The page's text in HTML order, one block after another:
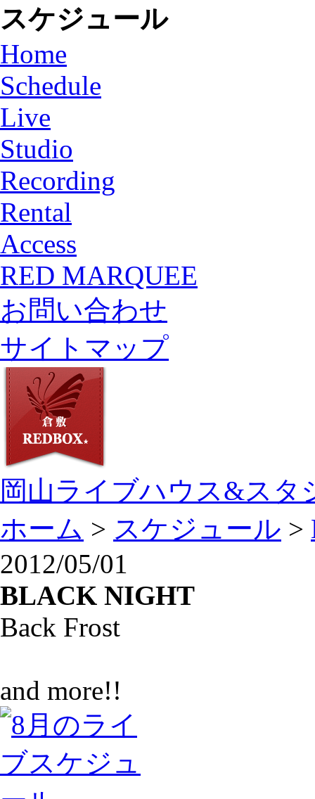
スケジュール
Home
Schedule
Live
Studio
Recording
Rental
Access
RED MARQUEE
お問い合わせ
サイトマップ
岡山ライブハウス&スタ
ホーム > スケジュール >
2012/05/01
BLACK NIGHT
Back Frost
and more!!